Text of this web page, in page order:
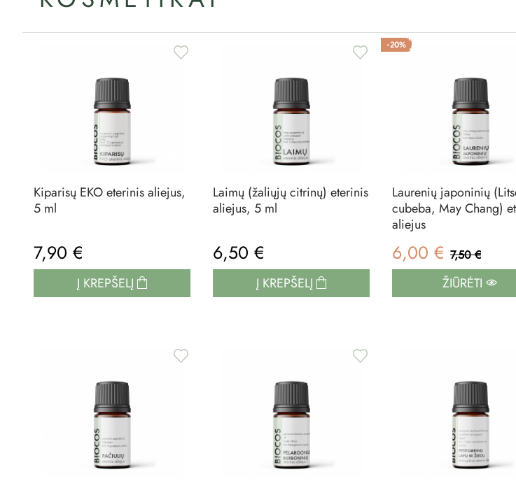
Kiparisų EKO eterinis aliejus,
5 ml
7,90 €
Į KREPŠELĮ
Laimų (žaliųjų citrinų) eterinis
aliejus, 5 ml
6,50 €
Į KREPŠELĮ
-20%
Laurenių japoninių
cubeba, May Chang)
aliejus
6,00 € 7,50 €
ŽIŪRĖTI